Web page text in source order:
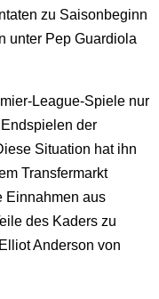
zu Saisonbeginn
unter Pep Guardiola
League-Spiele nur
der
Situation hat ihn
Transfermarkt
Einnahmen aus
des Kaders zu
Anderson von